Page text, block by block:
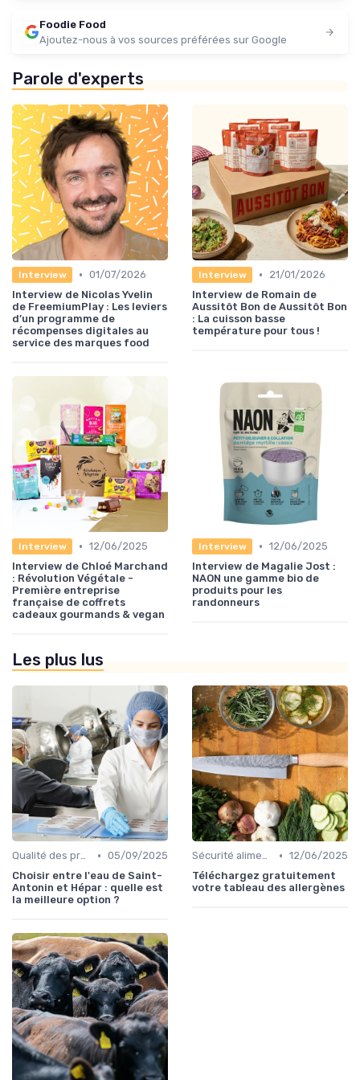
Foodie Food
Ajoutez-nous à vos sources préférées sur Google
Parole d'experts
Interview • 01/07/2026
Interview de Nicolas Yvelin
de FreemiumPlay : Les leviers
d’un programme de
récompenses digitales au
service des marques food
Interview •
21/01/2026
Interview de Romain de
Aussitôt Bon de Aussitôt Bon
: La cuisson basse
température pour tous !
Interview • 12/06/2025
Interview de Chloé Marchand
: Révolution Végétale -
Première entreprise
française de coffrets
cadeaux gourmands & vegan
Interview • 12/06/2025
Interview de Magalie Jost :
NAON une gamme bio de
produits pour les
randonneurs
Les plus lus
Qualité des produits • 05/09/2025
Choisir entre l'eau de Saint-
Antonin et Hépar : quelle est
la meilleure option ?
Sécurité alimentaire • 12/06/2025
Téléchargez gratuitement
votre tableau des allergènes